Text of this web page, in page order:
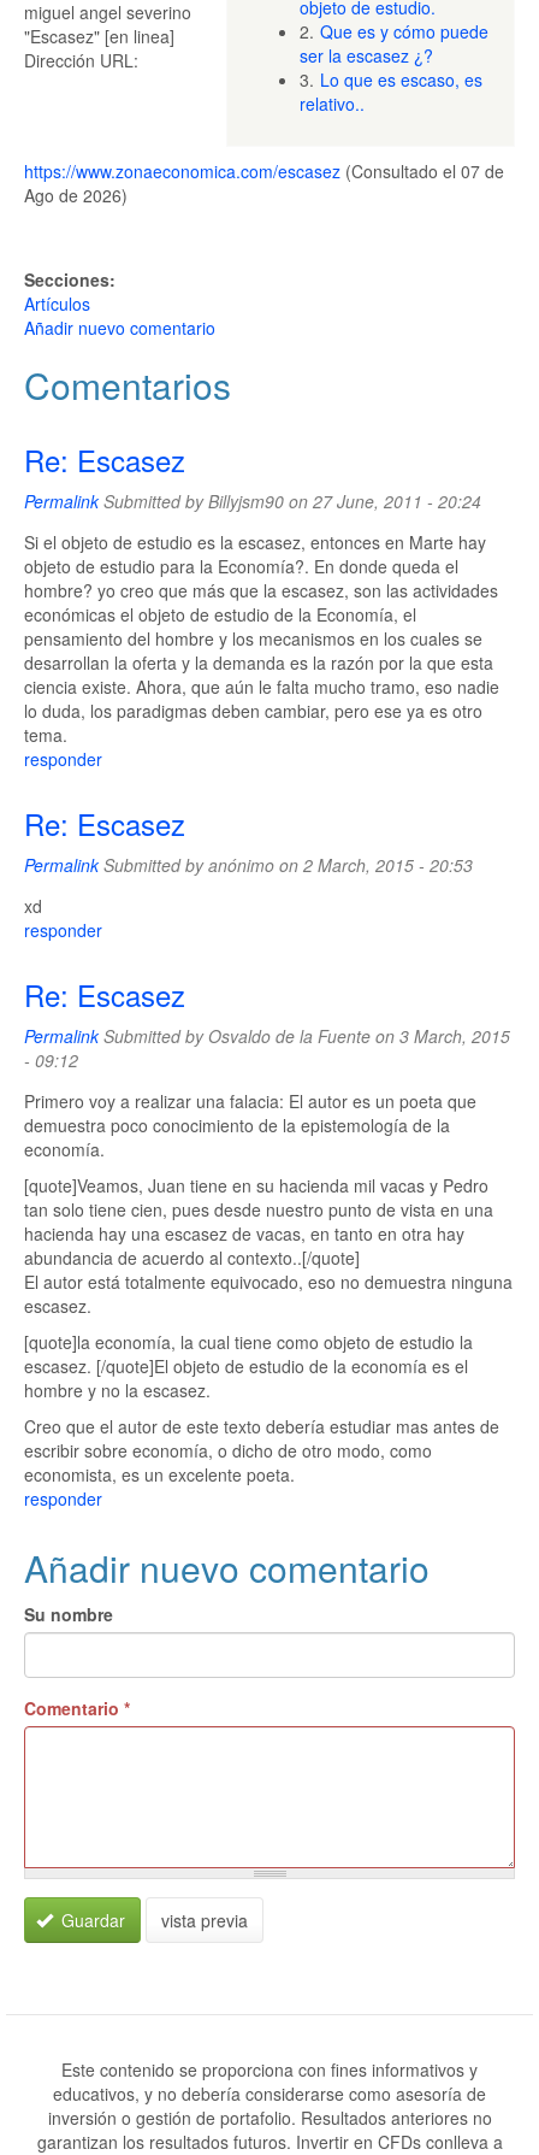
objeto de estudio.
2. Que es y cómo puede
ser la escasez ¿?
3. Lo que es escaso, es
relativo..
miguel angel severino
"Escasez" [en linea]
Dirección URL:
https://www.zonaeconomica.com/escasez (Consultado el 07 de
Ago de 2026)
Secciones:
Artículos
Añadir nuevo comentario
Comentarios
Re: Escasez
PermalinkSubmitted byBillyjsm90 on 27 June, 2011 - 20:24
Si el objeto de estudio es la escasez, entonces en Marte hay
objeto de estudio para la Economía?. En donde queda el
hombre? yo creo que más que la escasez, son las actividades
económicas el objeto de estudio de la Economía, el
pensamiento del hombre y los mecanismos en los cuales se
desarrollan la oferta y la demanda es la razón por la que esta
ciencia existe. Ahora, que aún le falta mucho tramo, eso nadie
lo duda, los paradigmas deben cambiar, pero ese ya es otro
tema.
responder
Re: Escasez
PermalinkSubmitted byanónimo on 2 March, 2015 - 20:53
xd
responder
Re: Escasez
PermalinkSubmitted by Osvaldo de la Fuente on 3 March, 2015
- 09:12
Primero voy a realizar una falacia: El autor es un poeta que
demuestra poco conocimiento de la epistemología de la
economía.
[quote]Veamos, Juan tiene en su hacienda mil vacas y Pedro
tan solo tiene cien, pues desde nuestro punto de vista en una
hacienda hay una escasez de vacas, en tanto en otra hay
abundancia de acuerdo al contexto..[/quote]
El autor está totalmente equivocado, eso no demuestra ninguna
escasez.
[quote]la economía, la cual tiene como objeto de estudio la
escasez. [/quote]El objeto de estudio de la economía es el
hombre y no la escasez.
Creo que el autor de este texto debería estudiar mas antes de
escribir sobre economía, o dicho de otro modo, como
economista, es un excelente poeta.
responder
Añadir nuevo comentario
Su nombre
Comentario *
Guardar vista previa
Este contenido se proporciona con fines informativos y
educativos, y no debería considerarse como asesoría de
inversión o gestión de portafolio. Resultados anteriores no
garantizan los resultados futuros. Invertir en CFDs conlleva a